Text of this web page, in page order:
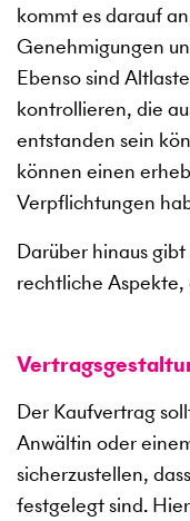
kommt es darauf
Genehmigungen
Ebenso sind
kontrollieren, die
entstanden sein
können einen
Verpflichtungen
Darüber hinaus
rechtliche
Der Kaufvertrag
Anwältin oder
sicherzustellen,
festgelegt sind.